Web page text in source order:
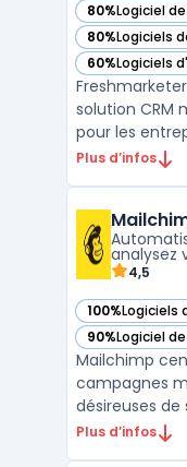
80%Logiciel
— voir
80%Logiciels
— voir
60%Logiciels
— voir
solution CRM
pour les
optimiser
automatiser
permettant
Plus d’infos
analysez
4,5
100%Logiciels
— voir
90%Logiciel
— voir
Mailchimp
campagnes
désireuses
Plus d’infos